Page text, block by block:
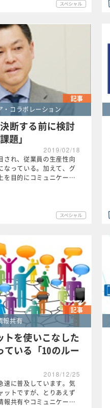
記事
・コラボレーション
断する前に検討
題」
2019/02/18
され、従業員の生産性向
なっている。加えて、グ
を目的にコミュニケー…
記事
報共有
トを使いこなした
いる「10のルー
2018/12/25
速に普及しています。気
ットですが、とりあえず
報共有やコミュニケー…